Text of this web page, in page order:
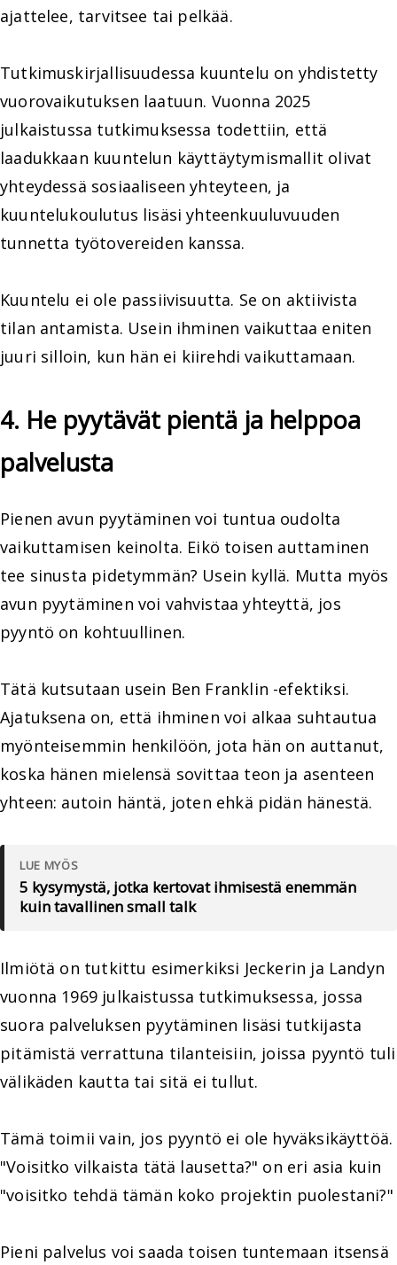
ajattelee, tarvitsee tai pelkää.
Tutkimuskirjallisuudessa kuuntelu on yhdistetty
vuorovaikutuksen laatuun. Vuonna 2025
julkaistussa tutkimuksessa todettiin, että
laadukkaan kuuntelun käyttäytymismallit olivat
yhteydessä sosiaaliseen yhteyteen, ja
kuuntelukoulutus lisäsi yhteenkuuluvuuden
tunnetta työtovereiden kanssa.
Kuuntelu ei ole passiivisuutta. Se on aktiivista
tilan antamista. Usein ihminen vaikuttaa eniten
juuri silloin, kun hän ei kiirehdi vaikuttamaan.
4. He pyytävät pientä ja helppoa
palvelusta
Pienen avun pyytäminen voi tuntua oudolta
vaikuttamisen keinolta. Eikö toisen auttaminen
tee sinusta pidetymmän? Usein kyllä. Mutta myös
avun pyytäminen voi vahvistaa yhteyttä, jos
pyyntö on kohtuullinen.
Tätä kutsutaan usein Ben Franklin -efektiksi.
Ajatuksena on, että ihminen voi alkaa suhtautua
myönteisemmin henkilöön, jota hän on auttanut,
koska hänen mielensä sovittaa teon ja asenteen
yhteen: autoin häntä, joten ehkä pidän hänestä.
LUE MYÖS
5 kysymystä, jotka kertovat ihmisestä enemmän
kuin tavallinen small talk
Ilmiötä on tutkittu esimerkiksi Jeckerin ja Landyn
vuonna 1969 julkaistussa tutkimuksessa, jossa
suora palveluksen pyytäminen lisäsi tutkijasta
pitämistä verrattuna tilanteisiin, joissa pyyntö tuli
välikäden kautta tai sitä ei tullut.
Tämä toimii vain, jos pyyntö ei ole hyväksikäyttöä.
"Voisitko vilkaista tätä lausetta?" on eri asia kuin
"voisitko tehdä tämän koko projektin puolestani?"
Pieni palvelus voi saada toisen tuntemaan itsensä